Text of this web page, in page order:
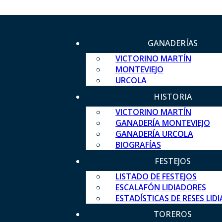
GANADERÍAS
VICTORINO MARTÍN
MONTEVIEJO
URCOLA
HISTORIA
VICTORINO MARTÍN
GANADERÍA MONTEVIEJO
GANADERÍA URCOLA
BIOGRAFÍAS
FESTEJOS
LISTADO DE FESTEJOS
ESCALAFÓN LIDIADORES
ESTADÍSTICAS DE RESES
TOREROS